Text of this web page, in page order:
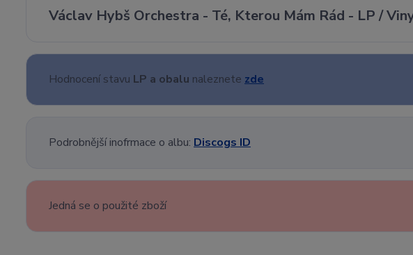
Václav Hybš Orchestra - Té, Kterou Mám Rád - LP /
Hodnocení stavu LP a obalu naleznete zde
Podrobnější inofrmace o albu: Discogs ID
Jedná se o použité zboží